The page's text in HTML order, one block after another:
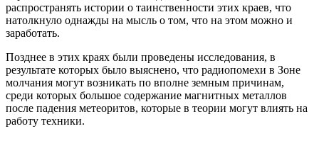
распространять истории о таинственности этих краев, что
натолкнуло однажды на мысль о том, что на этом можно и
заработать.
Позднее в этих краях были проведены исследования, в
результате которых было выяснено, что радиопомехи в Зоне
молчания могут возникать по вполне земным причинам,
среди которых большое содержание магнитных металлов
после падения метеоритов, которые в теории могут влиять на
работу техники.